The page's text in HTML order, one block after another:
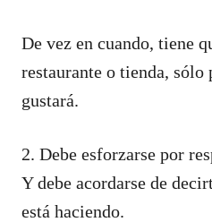
De vez en cuando, tiene
restaurante o tienda, sólo
gustará.
2. Debe esforzarse por
Y debe acordarse de
está haciendo.